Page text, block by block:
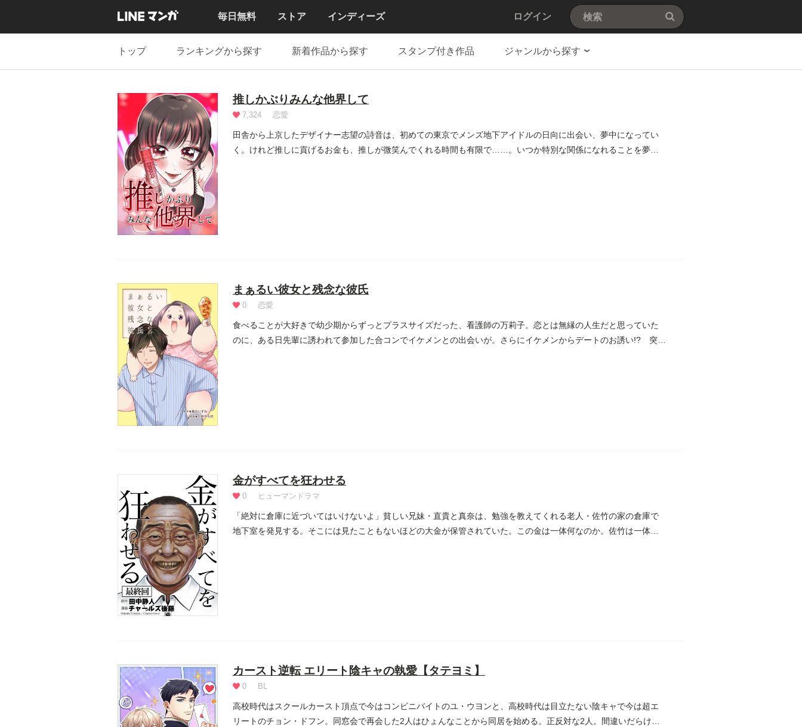
毎日無料 ストア インディーズ ログイン
トップ ランキングから探す 新着作品から探す スタンプ付き作品 ジャンルから探す
推しかぶりみんな他界して
7,324 恋愛
田舎から上京したデザイナー志望の詩音は、初めての東京でメンズ地下アイドルの日向に出会い、夢中になってい
く。けれど推しに貢げるお金も、推しが微笑んでくれる時間も有限で……。いつか特別な関係になれることを夢見
まぁるい彼女と残念な彼氏
0 恋愛
食べることが大好きで幼少期からずっとプラスサイズだった、看護師の万莉子。恋とは無縁の人生だと思っていた
のに、ある日先輩に誘われて参加した合コンでイケメンとの出会いが。さらにイケメンからデートのお誘い!? 突然
金がすべてを狂わせる
0 ヒューマンドラマ
「絶対に倉庫に近づいてはいけないよ」貧しい兄妹・直貴と真奈は、勉強を教えてくれる老人・佐竹の家の倉庫で
地下室を発見する。そこには見たこともないほどの大金が保管されていた。この金は一体何なのか。佐竹は一体何
カースト逆転 エリート陰キャの執愛【タテヨミ】
0 BL
高校時代はスクールカースト頂点で今はコンビニバイトのユ・ウヨンと、高校時代は目立たない陰キャで今は超エ
リートのチョン・ドフン。同窓会で再会した2人はひょんなことから同居を始める。正反対な2人。間違いだらけの